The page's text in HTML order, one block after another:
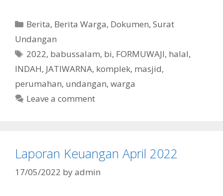
Categories
Berita, Berita Warga, Dokumen,Surat
Undangan
Tags
2022, babussalam, bi, FORMUWAJI, halal,
INDAH, JATIWARNA, komplek, masjid,
perumahan, undangan, warga
Leave a comment
Laporan Keuangan April 2022
17/05/2022 byadmin